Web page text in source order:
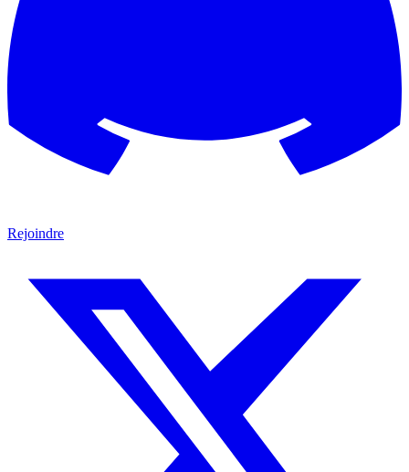
Rejoindre